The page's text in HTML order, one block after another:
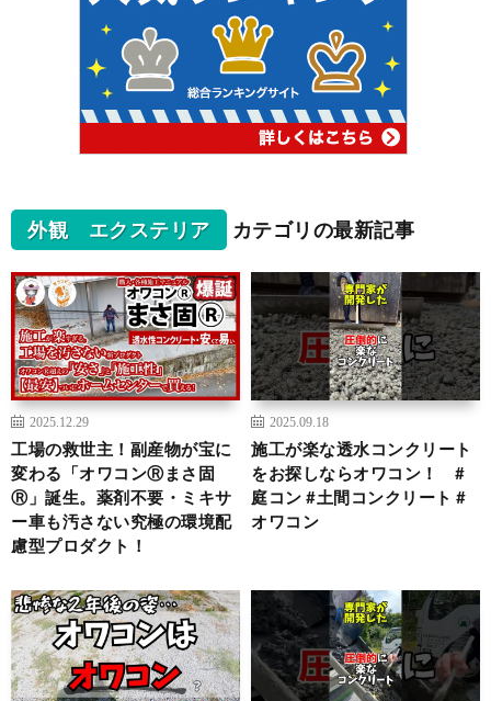
外観 エクステリア カテゴリの最新記事
2025.12.29
工場の救世主！副産物が宝に
変わる「オワコンⓇまさ固
Ⓡ」誕生。薬剤不要・ミキサ
ー車も汚さない究極の環境配
慮型プロダクト！
2025.09.18
施工が楽な透水コンクリート
をお探しならオワコン！ #
庭コン #土間コンクリート #
オワコン